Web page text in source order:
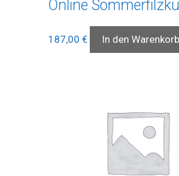
Online
187,00 € In den Warenkorb